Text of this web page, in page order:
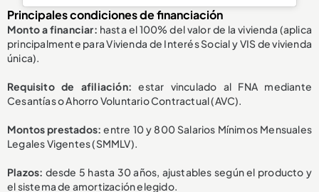
Principales condiciones de financiación
Monto a financiar: hasta el 100% del valor de la vivienda (aplica
principalmente para Vivienda de Interés Social y VIS de vivienda
única).
Requisito de afiliación:estar vinculado al FNA mediante
Cesantías o Ahorro Voluntario Contractual (AVC).
Montos prestados:entre 10 y 800 Salarios Mínimos Mensuales
Legales Vigentes (SMMLV).
Plazos: desde 5 hasta 30 años, ajustables según el producto y
el sistema de amortización elegido.